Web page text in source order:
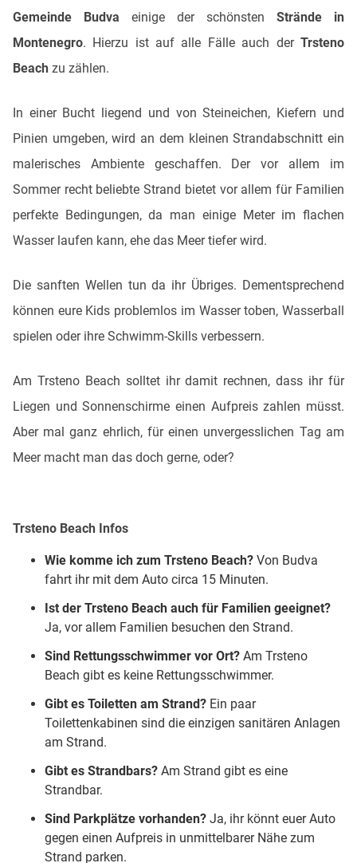
Gemeinde Budva einige der schönsten Strände in
Montenegro. Hierzu ist auf alle Fälle auch der Trsteno
Beach zu zählen.
In einer Bucht liegend und von Steineichen, Kiefern und
Pinien umgeben, wird an dem kleinen Strandabschnitt ein
malerisches Ambiente geschaffen. Der vor allem im
Sommer recht beliebte Strand bietet vor allem für Familien
perfekte Bedingungen, da man einige Meter im flachen
Wasser laufen kann, ehe das Meer tiefer wird.
Die sanften Wellen tun da ihr Übriges. Dementsprechend
können eure Kids problemlos im Wasser toben, Wasserball
spielen oder ihre Schwimm-Skills verbessern.
Am Trsteno Beach solltet ihr damit rechnen, dass ihr für
Liegen und Sonnenschirme einen Aufpreis zahlen müsst.
Aber mal ganz ehrlich, für einen unvergesslichen Tag am
Meer macht man das doch gerne, oder?
Trsteno Beach Infos
Wie komme ich zum Trsteno Beach? Von Budva
fahrt ihr mit dem Auto circa 15 Minuten.
Ist der Trsteno Beach auch für Familien geeignet?
Ja, vor allem Familien besuchen den Strand.
Sind Rettungsschwimmer vor Ort? Am Trsteno
Beach gibt es keine Rettungsschwimmer.
Gibt es Toiletten am Strand? Ein paar
Toilettenkabinen sind die einzigen sanitären Anlagen
am Strand.
Gibt es Strandbars? Am Strand gibt es eine
Strandbar.
Sind Parkplätze vorhanden? Ja, ihr könnt euer Auto
gegen einen Aufpreis in unmittelbarer Nähe zum
Strand parken.